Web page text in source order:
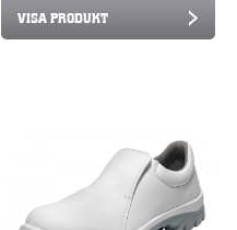
VISA PRODUKT